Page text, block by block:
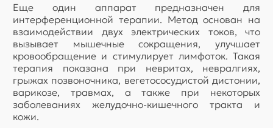
Еще один аппарат предназначен для
интерференционной терапии. Метод основан на
взаимодействии двух электрических токов, что
вызывает мышечные сокращения, улучшает
кровообращение и стимулирует лимфоток. Такая
терапия показана при невритах, невралгиях,
грыжах позвоночника, вегетососудистой дистонии,
варикозе, травмах, а также при некоторых
заболеваниях желудочно-кишечного тракта и
кожи.